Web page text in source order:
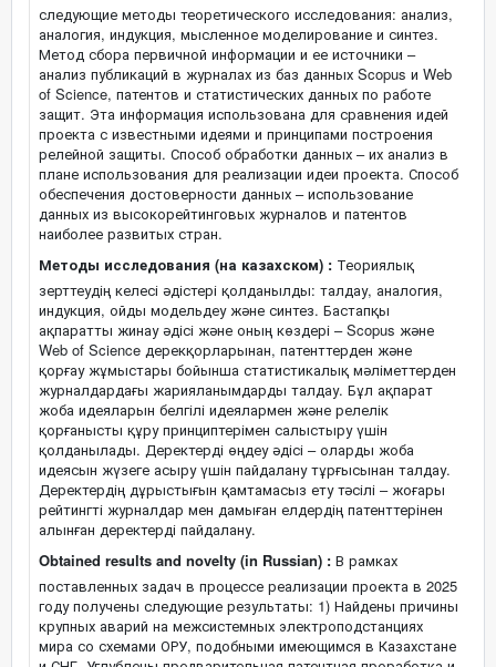
следующие методы теоретического исследования: анализ,
аналогия, индукция, мысленное моделирование и синтез.
Метод сбора первичной информации и ее источники –
анализ публикаций в журналах из баз данных Scopus и Web
of Science, патентов и статистических данных по работе
защит. Эта информация использована для сравнения идей
проекта с известными идеями и принципами построения
релейной защиты. Способ обработки данных – их анализ в
плане использования для реализации идеи проекта. Способ
обеспечения достоверности данных – использование
данных из высокорейтинговых журналов и патентов
наиболее развитых стран.
Методы исследования (на казахском) : Теориялық
зерттеудің келесі әдістері қолданылды: талдау, аналогия,
индукция, ойды модельдеу және синтез. Бастапқы
ақпаратты жинау әдісі және оның көздері – Scopus және
Web of Science дерекқорларынан, патенттерден және
қорғау жұмыстары бойынша статистикалық мәліметтерден
журналдардағы жарияланымдарды талдау. Бұл ақпарат
жоба идеяларын белгілі идеялармен және релелік
қорғанысты құру принциптерімен салыстыру үшін
қолданылады. Деректерді өңдеу әдісі – оларды жоба
идеясын жүзеге асыру үшін пайдалану тұрғысынан талдау.
Деректердің дұрыстығын қамтамасыз ету тәсілі – жоғары
рейтингті журналдар мен дамыған елдердің патенттерінен
алынған деректерді пайдалану.
Obtained results and novelty (in Russian) : В рамках
поставленных задач в процессе реализации проекта в 2025
году получены следующие результаты: 1) Найдены причины
крупных аварий на межсистемных электроподстанциях
мира со схемами ОРУ, подобными имеющимся в Казахстане